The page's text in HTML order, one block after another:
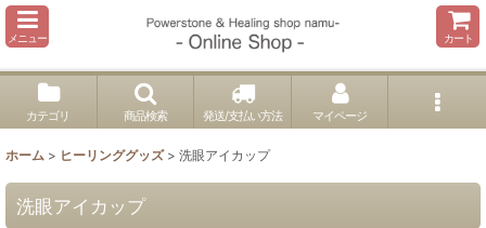
メニュー カート
カテゴリ 商品検索 発送/支払い方法 マイページ
ホーム > ヒーリンググッズ > 洗眼アイカップ
洗眼アイカップ